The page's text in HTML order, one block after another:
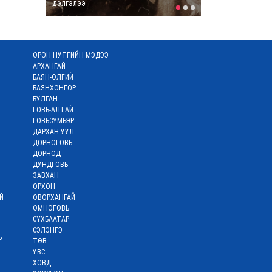
9 цаг
дэлгэлээ
ОРОН НУТГИЙН МЭДЭЭ
АРХАНГАЙ
БАЯН-ӨЛГИЙ
БАЯНХОНГОР
БУЛГАН
ГОВЬ-АЛТАЙ
ГОВЬСҮМБЭР
ДАРХАН-УУЛ
ДОРНОГОВЬ
ДОРНОД
ДУНДГОВЬ
ЗАВХАН
ОРХОН
ӨВӨРХАНГАЙ
ӨМНӨГОВЬ
СҮХБААТАР
СЭЛЭНГЭ
ТӨВ
УВС
ХОВД